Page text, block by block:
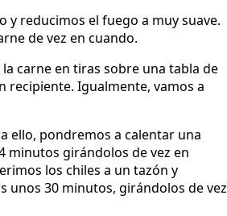
y reducimos el fuego a muy suave.
de vez en cuando.
carne en tiras sobre una tabla de
recipiente. Igualmente, vamos a
ello, pondremos a calentar una
minutos girándolos de vez en
los chiles a un tazón y
unos 30 minutos, girándolos de vez